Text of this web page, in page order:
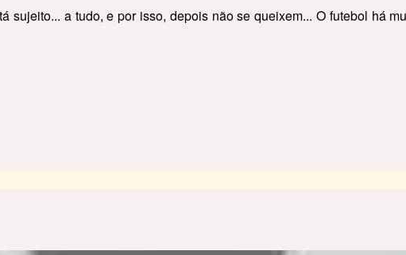
sujeito... a tudo, e por isso, depois não se queixem... O futebol há